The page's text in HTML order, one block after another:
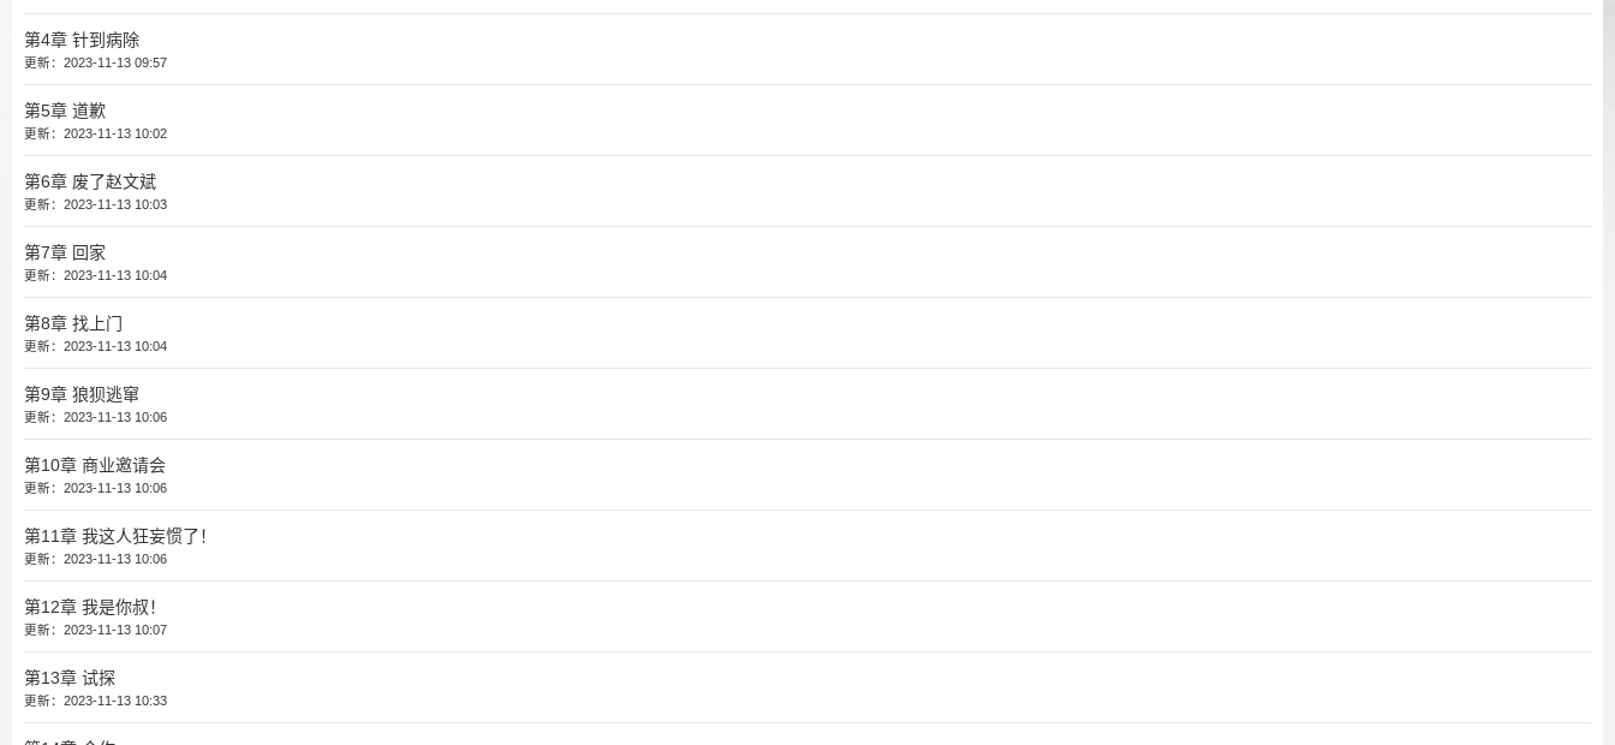
第4章 针到病除
更新：2023-11-13 09:57
第5章 道歉
更新：2023-11-13 10:02
第6章 废了赵文斌
更新：2023-11-13 10:03
第7章 回家
更新：2023-11-13 10:04
第8章 找上门
更新：2023-11-13 10:04
第9章 狼狈逃窜
更新：2023-11-13 10:06
第10章 商业邀请会
更新：2023-11-13 10:06
第11章 我这人狂妄惯了！
更新：2023-11-13 10:06
第12章 我是你叔！
更新：2023-11-13 10:07
第13章 试探
更新：2023-11-13 10:33